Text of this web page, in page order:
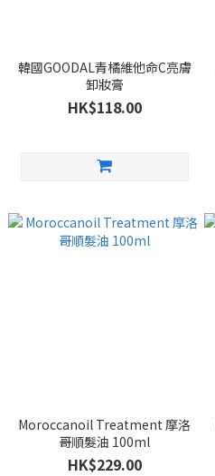
韓國GOODAL青橘維他命C亮膚
卸妝膏
HK$118.00
Moroccanoil Treatment 摩洛
哥順髮油 100ml
HK$229.00